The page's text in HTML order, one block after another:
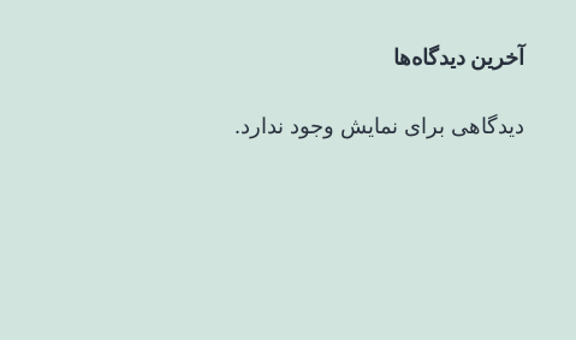
آخرین دیدگاه‌ها
دیدگاهی برای نمایش وجود ندارد.